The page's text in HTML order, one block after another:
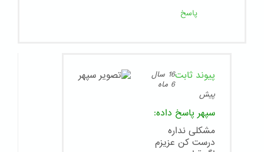
پاسخ
پیوند ثابت
16 سال
6 ماه
پیش
سپهر پاسخ داده:
مشکلی نداره
درست کن عزیزم